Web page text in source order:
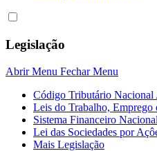
Legislação
Abrir Menu Fechar Menu
Código Tributário Nacional
Leis do Trabalho, Emprego
Sistema Financeiro Nacional
Lei das Sociedades por
Mais Legislação